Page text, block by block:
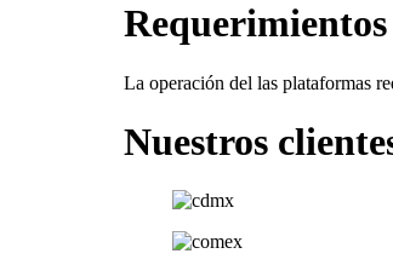
La operación del las plataformas
Nuestros